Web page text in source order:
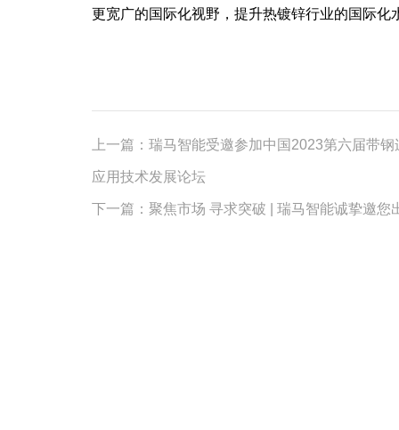
更宽广的国际化视野，提升热镀锌行业的国际化
上一篇：瑞马智能受邀参加中国2023第六届带
应用技术发展论坛
下一篇： 聚焦市场 寻求突破 | 瑞马智能诚挚邀您